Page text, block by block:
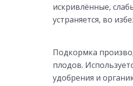
искривлённые,
устраняется, во
Подкормка
плодов.
удобрения и